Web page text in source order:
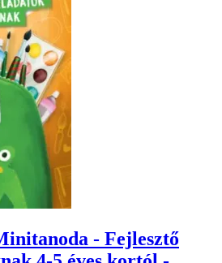
- Fejlesztő